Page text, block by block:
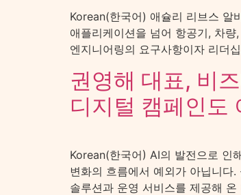
Korean(한국어) 애슐리 리브스 알
애플리케이션을 넘어 항공기, 차
엔지니어링의 요구사항이자 리더
권영해 대표, 비
디지털 캠페인도
Korean(한국어) AI의 발전으로 인
변화의 흐름에서 예외가 아닙니다
솔루션과 운영 서비스를 제공해